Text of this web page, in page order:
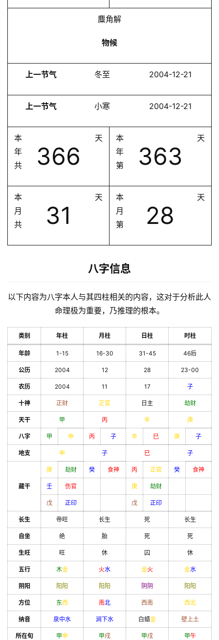
麋角解
物候
上一节气 冬至 2004-12-21
上一节气 小寒 2004-12-21
本
年
共
366
天
本
年
第
363
天
本
月
共
31
天
本
月
第
28
天
八字信息
以下内容为八字本人与其四柱相关的内容，这对于分析此人
命理极为重要，乃推理的根本。
类别 年柱 月柱 日柱 时柱
年龄 1-15 16-30 31-45 46后
公历 2004 12 28 23-00
农历 2004 11 17 子
十神 正财 正官 日主 劫财
天干 甲 丙 辛 庚
八字 甲 申 丙 子 辛 巳 庚 子
地支 申 子 巳 子
藏干
庚 劫财 癸 食神 丙 正官 癸 食神
壬 伤官 庚 劫财
戊 正印 戊 正印
长生 帝旺 长生 死 长生
自坐 绝 胎 死 死
生旺 旺 休 囚 休
五行 木金 火水 金火 金水
阴阳 阳 阳 阳 阳 阴 阴 阳 阳
方位 东西 南北 西南 西北
纳音 泉中水 涧下水 白蜡金 壁上土
所在旬 甲申 甲戌 甲戌 甲午